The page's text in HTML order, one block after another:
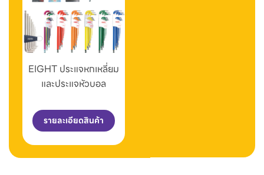
EIGHT ประแจหกเหลี่ยม
และประแจหัวบอล
รายละเอียดสินค้า